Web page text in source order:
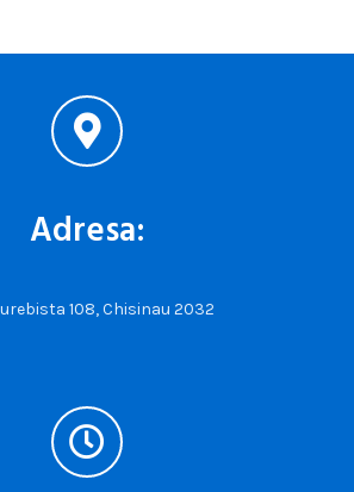
Adresa:
108, Chisinau 2032